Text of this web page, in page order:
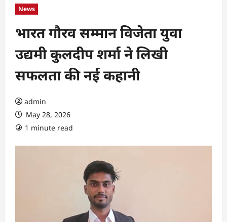
News
भारत गौरव सम्मान विजेता युवा
उद्यमी कुलदीप शर्मा ने लिखी
सफलता की नई कहानी
admin
May 28, 2026
1 minute read